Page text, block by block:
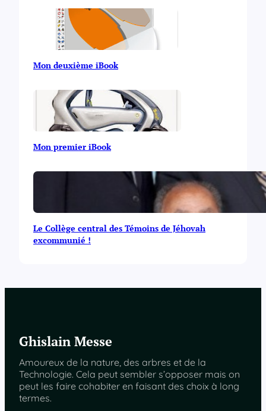
Mon deuxième iBook
Mon premier iBook
Le Collège central des Témoins de Jéhovah
excommunié !
Ghislain Messe
Amoureux de la nature, des arbres et de la
Technologie. Cela peut sembler s’opposer mais on
peut les faire cohabiter en faisant des choix à long
termes.